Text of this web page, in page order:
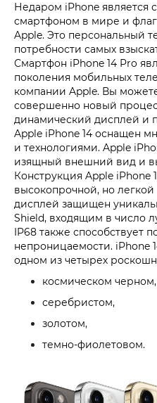
Недаром iPhone является
смартфоном в мире и
Apple. Это персональный
потребности самых
Смартфон iPhone 14 Pro
поколения мобильных
компании Apple. Вы
совершенно новый
динамический дисплей и
Apple iPhone 14 оснащен
и технологиями. Apple
изящный внешний вид и
Конструкция Apple iPhone
высокопрочной, но легкой
дисплей защищен
Shield, входящим в число
IP68 также способствует
непроницаемости. iPhone
одном из четырех
космическом черном,
серебристом,
золотом,
темно-фиолетовом.